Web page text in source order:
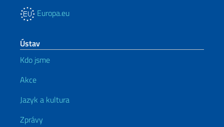
Europa.eu
Ústav
Kdo jsme
Akce
Jazyk a kultura
Zprávy